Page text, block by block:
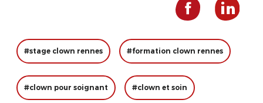
#stage clown rennes #formation clown rennes
#clown pour soignant #clown et soin